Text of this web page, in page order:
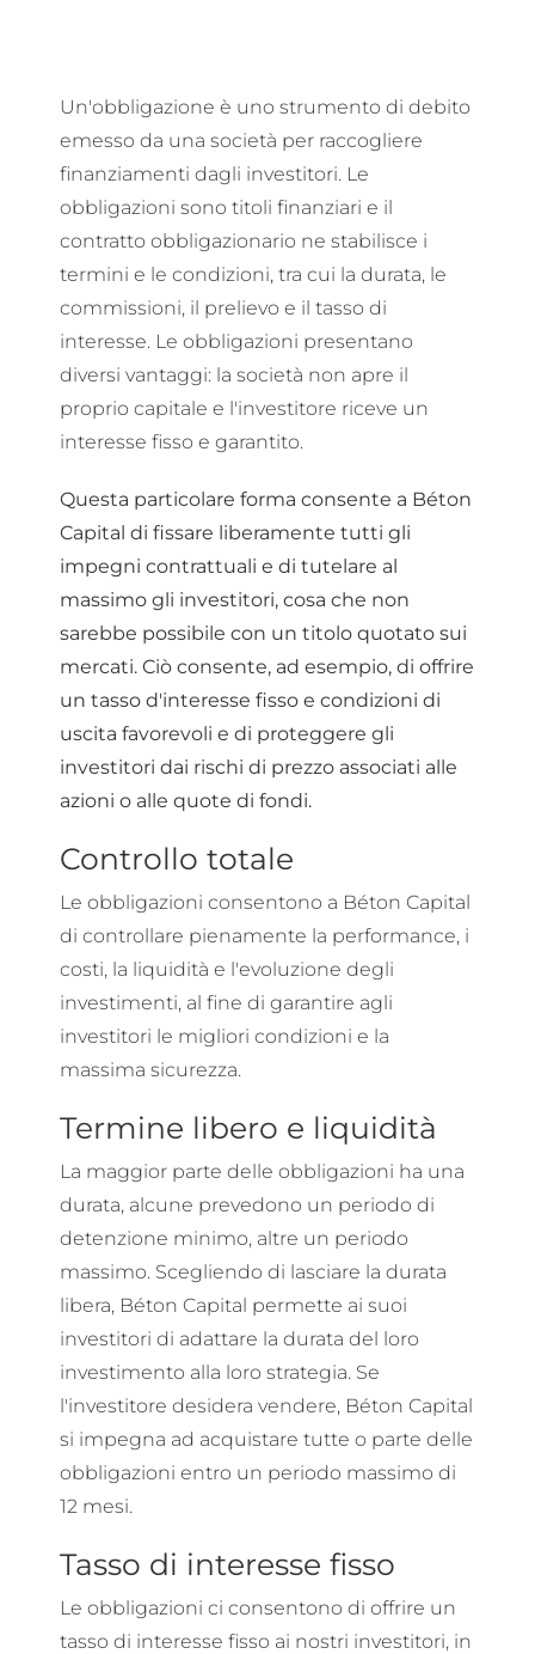
Un'obbligazione è uno strumento di debito
emesso da una società per raccogliere
finanziamenti dagli investitori. Le
obbligazioni sono titoli finanziari e il
contratto obbligazionario ne stabilisce i
termini e le condizioni, tra cui la durata, le
commissioni, il prelievo e il tasso di
interesse. Le obbligazioni presentano
diversi vantaggi: la società non apre il
proprio capitale e l'investitore riceve un
interesse fisso e garantito.
Questa particolare forma consente a Béton
Capital di fissare liberamente tutti gli
impegni contrattuali e di tutelare al
massimo gli investitori, cosa che non
sarebbe possibile con un titolo quotato sui
mercati. Ciò consente, ad esempio, di offrire
un tasso d'interesse fisso e condizioni di
uscita favorevoli e di proteggere gli
investitori dai rischi di prezzo associati alle
azioni o alle quote di fondi.
Controllo totale
Le obbligazioni consentono a Béton Capital
di controllare pienamente la performance, i
costi, la liquidità e l'evoluzione degli
investimenti, al fine di garantire agli
investitori le migliori condizioni e la
massima sicurezza.
Termine libero e liquidità
La maggior parte delle obbligazioni ha una
durata, alcune prevedono un periodo di
detenzione minimo, altre un periodo
massimo. Scegliendo di lasciare la durata
libera, Béton Capital permette ai suoi
investitori di adattare la durata del loro
investimento alla loro strategia. Se
l'investitore desidera vendere, Béton Capital
si impegna ad acquistare tutte o parte delle
obbligazioni entro un periodo massimo di
12 mesi.
Tasso di interesse fisso
Le obbligazioni ci consentono di offrire un
tasso di interesse fisso ai nostri investitori, in